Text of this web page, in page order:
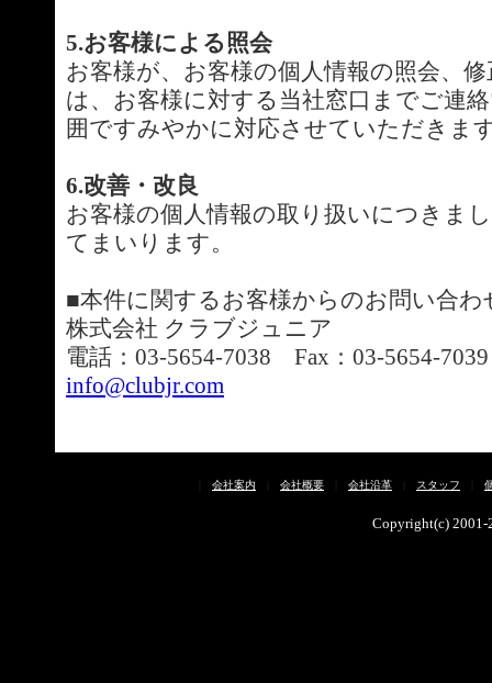
5.お客様による照会
お客様が、お客様の個人情報の照会、
は、お客様に対する当社窓口までご連
囲ですみやかに対応させていただきま
6.改善・改良
お客様の個人情報の取り扱いにつきま
てまいります。
■本件に関するお客様からのお問い合わ
株式会社 クラブジュニア
電話：03-5654-7038 Fax：03-5654-7039
info@clubjr.com
会社案内 会社概要 会社沿革 スタッフ
Copyright(c) 2001-